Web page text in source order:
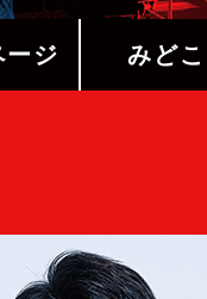
ージ みどこ